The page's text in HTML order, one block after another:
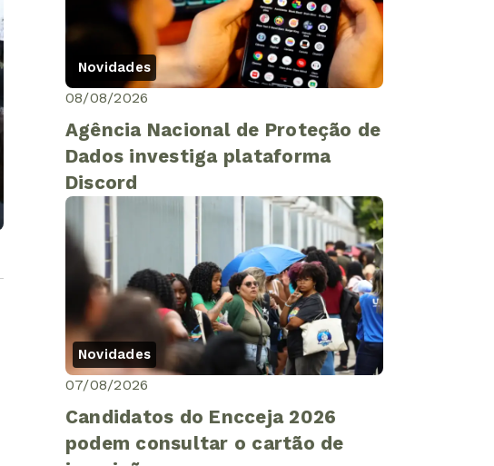
Novidades
08/08/2026
Agência Nacional de Proteção de
Dados investiga plataforma
Discord
Novidades
07/08/2026
Candidatos do Encceja 2026
podem consultar o cartão de